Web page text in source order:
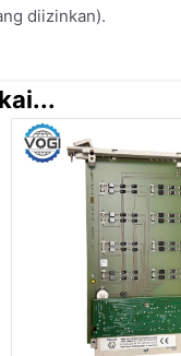
diizinkan).